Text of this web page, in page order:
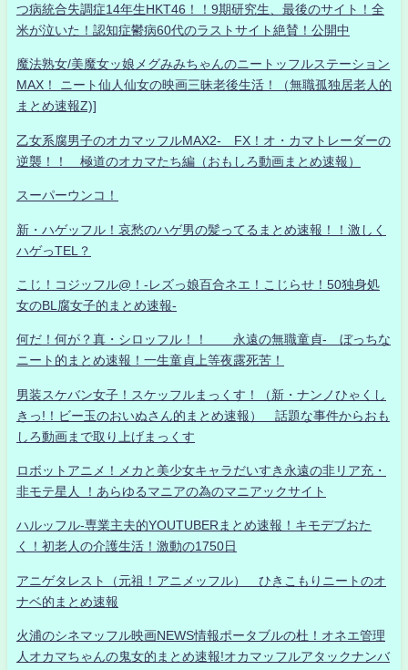
つ病統合失調症14年生HKT46！！9期研究生、最後のサイト！全
米が泣いた！認知症鬱病60代のラストサイト絶賛！公開中
魔法熟女/美魔女ッ娘メグみみちゃんのニートッフルステーション
MAX！ ニート仙人仙女の映画三昧老後生活！（無職孤独居老人的
まとめ速報Z)]
乙女系腐男子のオカマッフルMAX2- FX！オ・カマトレーダーの
逆襲！！ 極道のオカマたち編（おもしろ動画まとめ速報）
スーパーウンコ！
新・ハゲッフル！哀愁のハゲ男の髪ってるまとめ速報！！激しく
ハゲっTEL？
こじ！コジッフル@！-レズっ娘百合ネエ！こじらせ！50独身処
女のBL腐女子的まとめ速報-
何だ！何が？真・シロッフル！！ 永遠の無職童貞- ぼっちな
ニート的まとめ速報！一生童貞上等夜露死苦！
男装スケバン女子！スケッフルまっくす！（新・ナンノひゃくし
きっ!！ビー玉のおいぬさん的まとめ速報） 話題な事件からおも
しろ動画まで取り上げまっくす
ロボットアニメ！メカと美少女キャラだいすき永遠の非リア充・
非モテ星人 ！あらゆるマニアの為のマニアックサイト
ハルッフル-専業主夫的YOUTUBERまとめ速報！キモデブおた
く！初老人の介護生活！激動の1750日
アニゲタレスト（元祖！アニメッフル） ひきこもりニートのオ
ナベ的まとめ速報
火浦のシネマッフル映画NEWS情報ポータブルの杜！オネエ管理
人オカマちゃんの鬼女的まとめ速報!オカマッフルアタックナンバ